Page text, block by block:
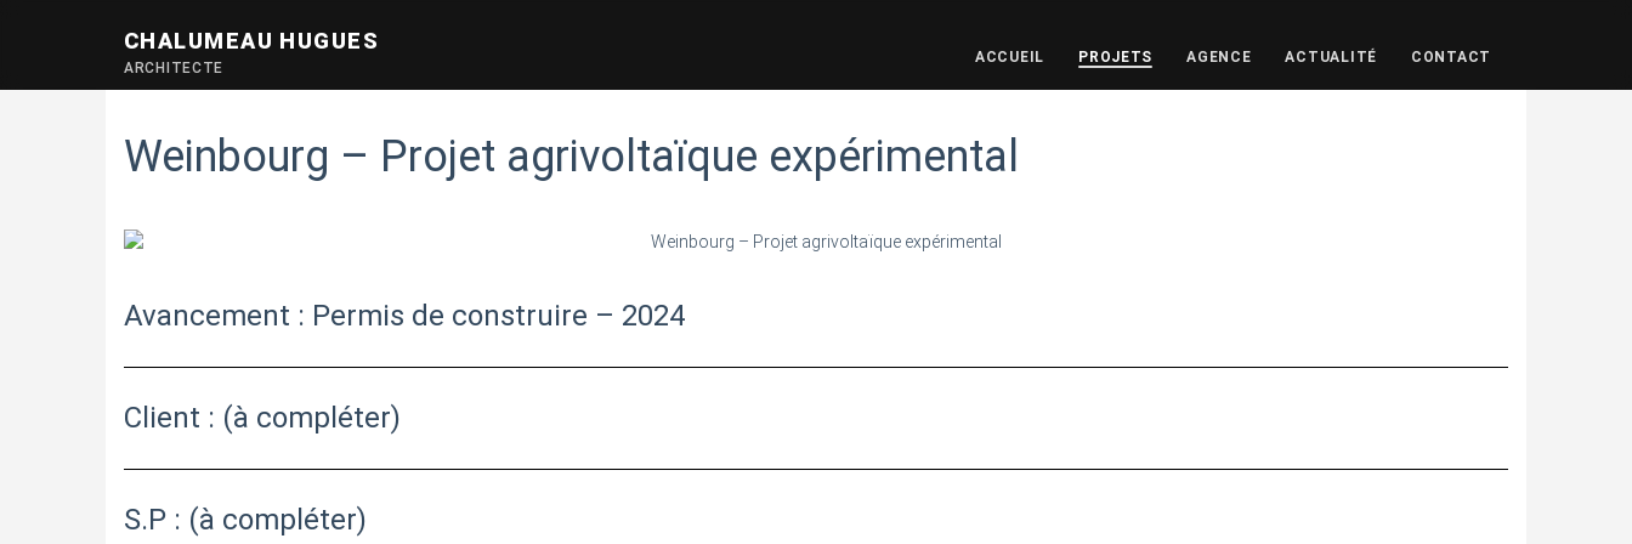
CHALUMEAU HUGUES
ARCHITECTE
ACCUEIL PROJETS AGENCE ACTUALITÉ CONTACT
Weinbourg – Projet agrivoltaïque expérimental
Avancement : Permis de construire – 2024
Client : (à compléter)
S.P : (à compléter)